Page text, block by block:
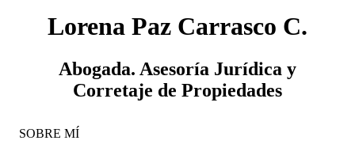
Lorena Paz Carrasco C.
Abogada. Asesoría Jurídica y
Corretaje de Propiedades
SOBRE MÍ